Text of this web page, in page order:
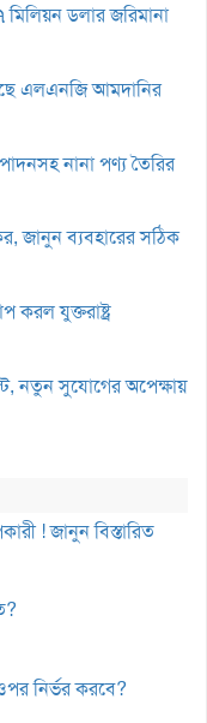
ডলার জরিমানা
এলএনজি আমদানির
নানা পণ্য তৈরির
জানুন ব্যবহারের সঠিক
করল যুক্তরাষ্ট্র
নতুন সুযোগের অপেক্ষায়
! জানুন বিস্তারিত
নির্ভর করবে?